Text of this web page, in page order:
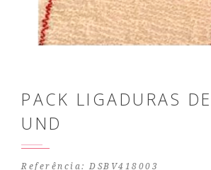
PACK LIGADURAS
UND
Referência: DSBV418003